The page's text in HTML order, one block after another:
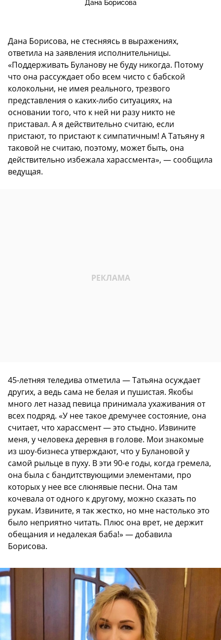
Дана Борисова
Дана Борисова, не стесняясь в выражениях,
ответила на заявления исполнительницы.
«Поддерживать Буланову не буду никогда. Потому
что она рассуждает обо всем чисто с бабской
колокольни, не имея реального, трезвого
представления о каких-либо ситуациях, на
основании того, что к ней ни разу никто не
приставал. А я действительно считаю, если
пристают, то пристают к симпатичным! А Татьяну я
таковой не считаю, поэтому, может быть, она
действительно избежала харассмента», — сообщила
ведущая.
45-летняя теледива отметила — Татьяна осуждает
других, а ведь сама не белая и пушистая. Якобы
много лет назад певица принимала ухаживания от
всех подряд. «У нее такое дремучее состояние, она
считает, что харассмент — это стыдно. Извините
меня, у человека деревня в голове. Мои знакомые
из шоу-бизнеса утверждают, что у Булановой у
самой рыльце в пуху. В эти 90-е годы, когда гремела,
она была с бандитствующими элементами, про
которых у нее все слюнявые песни. Она там
кочевала от одного к другому, можно сказать по
рукам. Извините, я так жестко, но мне настолько это
было неприятно читать. Плюс она врет, не держит
обещания и недалекая баба!» — добавила
Борисова.